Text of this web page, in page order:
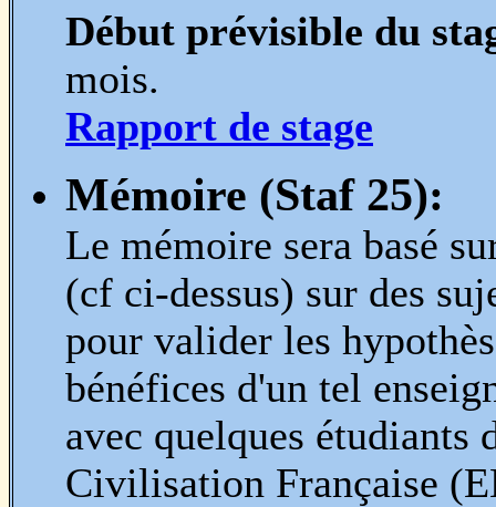
Début prévisible du
mois.
Rapport de stage
Mémoire (Staf 25):
Le mémoire sera basé
(cf ci-dessus) sur des
pour valider les
bénéfices d'un tel
avec quelques étudiants
Civilisation Française